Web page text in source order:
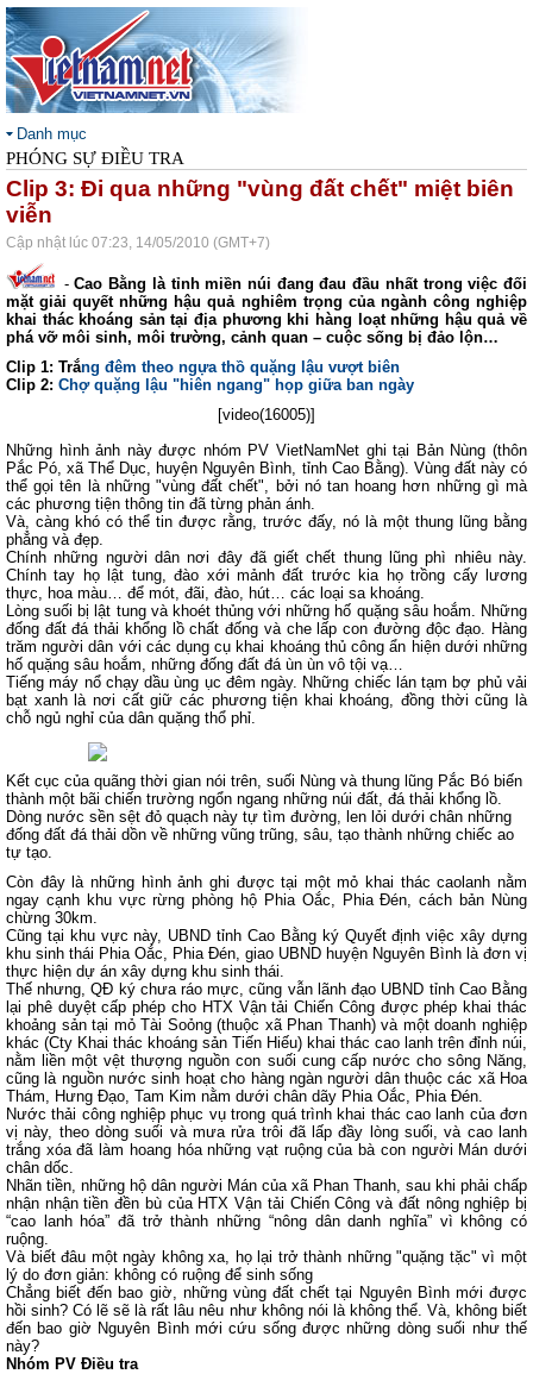
Danh mục
PHÓNG SỰ ĐIỀU TRA
Clip 3: Đi qua những "vùng đất chết" miệt biên
viễn
Cập nhật lúc 07:23, 14/05/2010 (GMT+7)
-Cao Bằng là tỉnh miền núi đang đau đầu nhất trong việc đối
mặt giải quyết những hậu quả nghiêm trọng của ngành công nghiệp
khai thác khoáng sản tại địa phương khi hàng loạt những hậu quả về
phá vỡ môi sinh, môi trường, cảnh quan – cuộc sống bị đảo lộn…
Clip 1: Trắng đêm theo ngựa thồ quặng lậu vượt biên
Clip 2: Chợ quặng lậu "hiên ngang" họp giữa ban ngày
[video(16005)]
Những hình ảnh này được nhóm PV VietNamNet ghi tại Bản Nùng (thôn
Pắc Pó, xã Thể Dục, huyện Nguyên Bình, tỉnh Cao Bằng). Vùng đất này có
thể gọi tên là những "vùng đất chết", bởi nó tan hoang hơn những gì mà
các phương tiện thông tin đã từng phản ánh.
Và, càng khó có thể tin được rằng, trước đấy, nó là một thung lũng bằng
phẳng và đẹp.
Chính những người dân nơi đây đã giết chết thung lũng phì nhiêu này.
Chính tay họ lật tung, đào xới mảnh đất trước kia họ trồng cấy lương
thực, hoa màu… để mót, đãi, đào, hút… các loại sa khoáng.
Lòng suối bị lật tung và khoét thủng với những hố quặng sâu hoắm. Những
đống đất đá thải khổng lồ chất đống và che lấp con đường độc đạo. Hàng
trăm người dân với các dụng cụ khai khoáng thủ công ẩn hiện dưới những
hố quặng sâu hoắm, những đống đất đá ùn ùn vô tội vạ…
Tiếng máy nổ chạy dầu ùng ục đêm ngày. Những chiếc lán tạm bợ phủ vải
bạt xanh là nơi cất giữ các phương tiện khai khoáng, đồng thời cũng là
chỗ ngủ nghỉ của dân quặng thổ phỉ.
Kết cục của quãng thời gian nói trên, suối Nùng và thung lũng Pắc Bó biến
thành một bãi chiến trường ngổn ngang những núi đất, đá thải khổng lồ.
Dòng nước sền sệt đỏ quạch này tự tìm đường, len lỏi dưới chân những
đống đất đá thải dồn về những vũng trũng, sâu, tạo thành những chiếc ao
tự tạo.
Còn đây là những hình ảnh ghi được tại một mỏ khai thác caolanh nằm
ngay cạnh khu vực rừng phòng hộ Phia Oắc, Phia Đén, cách bản Nùng
chừng 30km.
Cũng tại khu vực này, UBND tỉnh Cao Bằng ký Quyết định việc xây dựng
khu sinh thái Phia Oắc, Phia Đén, giao UBND huyện Nguyên Bình là đơn vị
thực hiện dự án xây dựng khu sinh thái.
Thế nhưng, QĐ ký chưa ráo mực, cũng vẫn lãnh đạo UBND tỉnh Cao Bằng
lại phê duyệt cấp phép cho HTX Vận tải Chiến Công được phép khai thác
khoảng sản tại mỏ Tài Soỏng (thuộc xã Phan Thanh) và một doanh nghiệp
khác (Cty Khai thác khoáng sản Tiến Hiếu) khai thác cao lanh trên đỉnh núi,
nằm liền một vệt thượng nguồn con suối cung cấp nước cho sông Năng,
cũng là nguồn nước sinh hoạt cho hàng ngàn người dân thuộc các xã Hoa
Thám, Hưng Đạo, Tam Kim nằm dưới chân dãy Phia Oắc, Phia Đén.
Nước thải công nghiệp phục vụ trong quá trình khai thác cao lanh của đơn
vị này, theo dòng suối và mưa rửa trôi đã lấp đầy lòng suối, và cao lanh
trắng xóa đã làm hoang hóa những vạt ruộng của bà con người Mán dưới
chân dốc.
Nhãn tiền, những hộ dân người Mán của xã Phan Thanh, sau khi phải chấp
nhận nhận tiền đền bù của HTX Vận tải Chiến Công và đất nông nghiệp bị
“cao lanh hóa” đã trở thành những “nông dân danh nghĩa” vì không có
ruộng.
Và biết đâu một ngày không xa, họ lại trở thành những "quặng tặc" vì một
lý do đơn giản: không có ruộng để sinh sống
Chẳng biết đến bao giờ, những vùng đất chết tại Nguyên Bình mới được
hồi sinh? Có lẽ sẽ là rất lâu nêu như không nói là không thể. Và, không biết
đến bao giờ Nguyên Bình mới cứu sống được những dòng suối như thế
này?
Nhóm PV Điều tra